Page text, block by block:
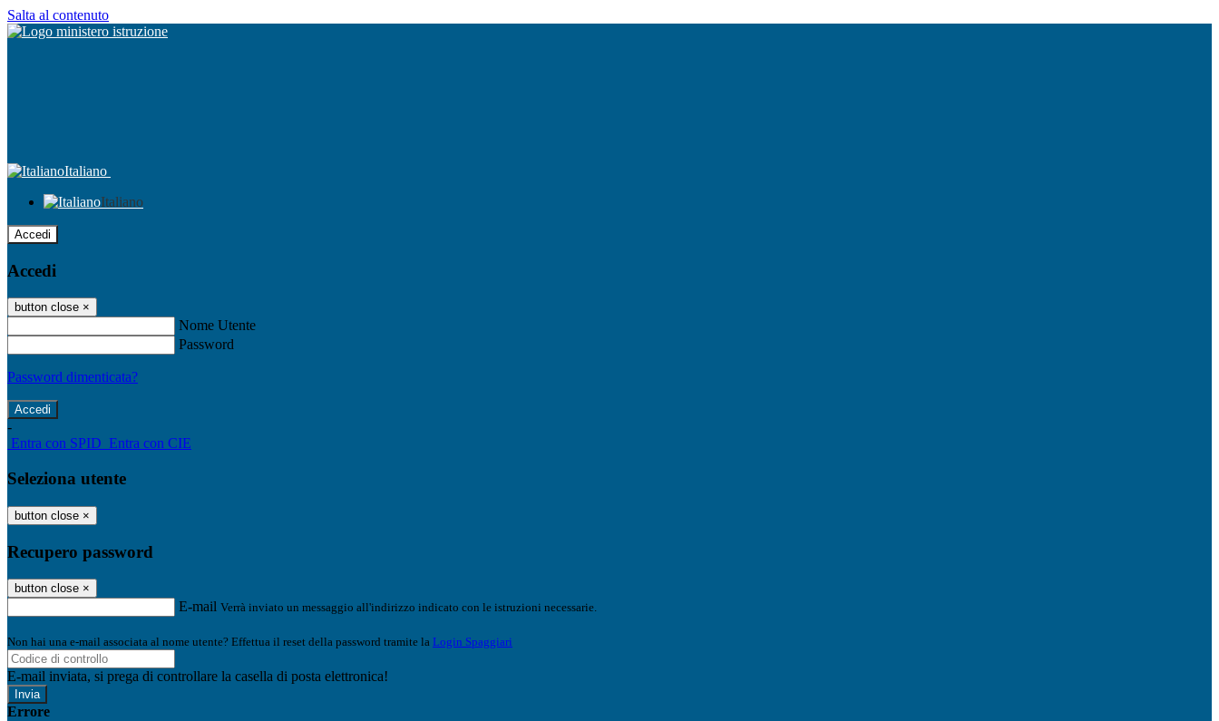
Salta al contenuto
Italiano
Italiano
Accedi
Accedi
button close ×
Nome Utente
Password
Password dimenticata?
-
Entra con SPID Entra con CIE
Seleziona utente
button close ×
Recupero password
button close ×
E-mail Verrà inviato un messaggio all'indirizzo indicato con le istruzioni necessarie.
Non hai una e-mail associata al nome utente? Effettua il reset della password tramite la Login Spaggiari
E-mail inviata, si prega di controllare la casella di posta elettronica!
Errore